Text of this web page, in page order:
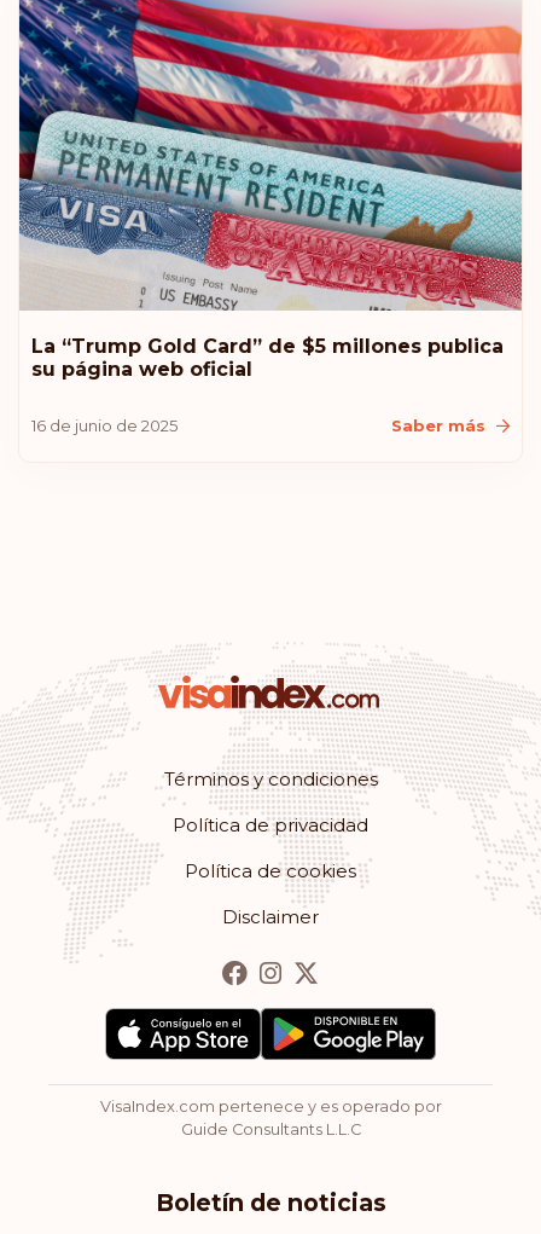
La “Trump Gold Card” de $5 millones publica
su página web oficial
16 de junio de 2025 Saber más
Términos y condiciones
Política de privacidad
Política de cookies
Disclaimer
VisaIndex.com pertenece y es operado por
Guide Consultants L.L.C
Boletín de noticias